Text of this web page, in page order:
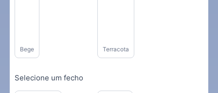
Bege Terracota
Selecione um fecho